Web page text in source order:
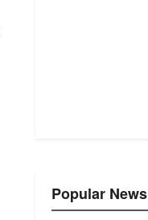
Popular News